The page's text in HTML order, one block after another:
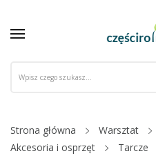
Strona główna Warsztat
Akcesoria i osprzęt
Tarcze